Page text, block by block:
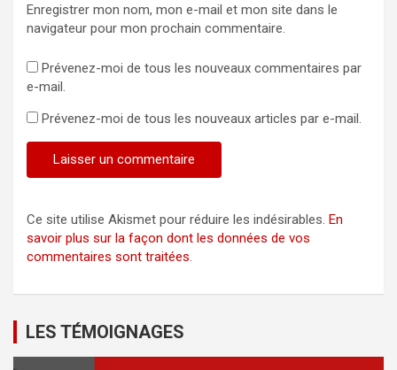
Enregistrer mon nom, mon e-mail et mon site dans le
navigateur pour mon prochain commentaire.
Prévenez-moi de tous les nouveaux commentaires par
e-mail.
Prévenez-moi de tous les nouveaux articles par e-mail.
Ce site utilise Akismet pour réduire les indésirables. En
savoir plus sur la façon dont les données de vos
commentaires sont traitées.
LES TÉMOIGNAGES